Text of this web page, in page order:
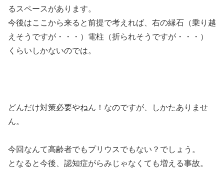
るスペースがあります。
今後はここから来ると前提で考えれば、右の縁石（乗り越
えそうですが・・・）電柱（折られそうですが・・・）
くらいしかないのでは。
どんだけ対策必要やねん！なのですが、しかたありませ
ん。
今回なんて高齢者でもプリウスでもない？でしょう。
となると今後、認知症がらみじゃなくても増える事故。